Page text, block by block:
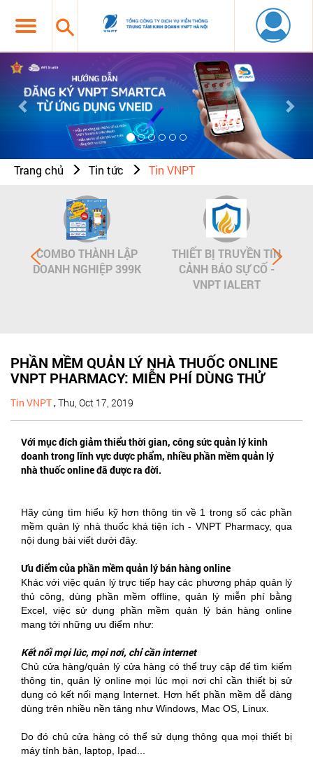
Previous
Trang chủ Tin tức Tin VNPT
COMBO THÀNH LẬP
DOANH NGHIỆP 399K
THIẾT BỊ TRUYỀN TIN
CẢNH BÁO SỰ CỐ -
VNPT IALERT
PHẦN MỀM QUẢN LÝ NHÀ THUỐC ONLINE
VNPT PHARMACY: MIỄN PHÍ DÙNG THỬ
Tin VNPT,Thu, Oct 17, 2019
Với mục đích giảm thiểu thời gian, công sức quản lý kinh
doanh trong lĩnh vực dược phẩm, nhiều phần mềm quản lý
nhà thuốc online đã được ra đời.
Hãy cùng tìm hiểu kỹ hơn thông tin về 1 trong số các phần
mềm quản lý nhà thuốc khá tiện ích - VNPT Pharmacy, qua
nội dung bài viết dưới đây.
Ưu điểm của phần mềm quản lý bán hàng online
Khác với việc quản lý trực tiếp hay các phương pháp quản lý
thủ công, dùng phần mềm offline, quản lý miễn phí bằng
Excel, việc sử dụng phần mềm quản lý bán hàng online
mang tới những ưu điểm như:
Kết nối mọi lúc, mọi nơi, chỉ cần internet
Chủ cửa hàng/quản lý cửa hàng có thể truy cập để tìm kiếm
thông tin, quản lý online mọi lúc mọi nơi chỉ cần thiết bị sử
dụng có kết nối mạng Internet. Hơn hết phần mềm dễ dàng
dùng trên nhiều nền tảng như Windows, Mac OS, Linux.
Do đó chủ cửa hàng có thể sử dụng thông qua mọi thiết bị
máy tính bàn, laptop, Ipad...